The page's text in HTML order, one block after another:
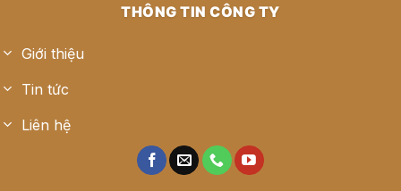
THÔNG TIN CÔNG TY
Giới thiệu
Tin tức
Liên hệ